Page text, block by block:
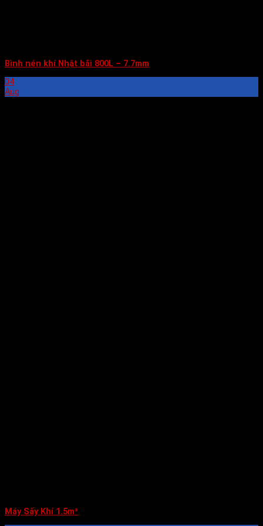
Bình nén khí Nhật bãi 800L – 7.7mm
04
Aug
Máy Sấy Khí 1.5m³